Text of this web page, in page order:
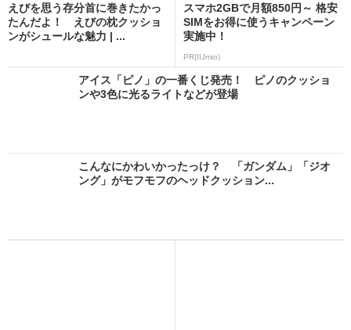
えびを思う存分首に巻きたかっ
たんだよ！ えびの枕クッショ
ンがシュールな魅力 | ...
スマホ2GBで月額850円～ 格安
SIMをお得に使うキャンペーン
実施中！
PR(IIJmio)
アイス「ピノ」の一番くじ発売！ ピノのクッショ
ンや3色に光るライトなどが登場
こんなにかわいかったっけ？ 「ガンダム」「ジオ
ング」がモフモフのヘッドクッション...